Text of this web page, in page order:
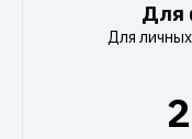
Для
Для